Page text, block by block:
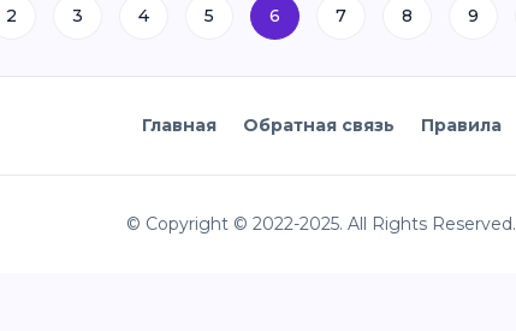
2 3 4 5 6 7 8 9
Главная Обратная связь Правила
© Copyright © 2022-2025. All Rights Reserved.